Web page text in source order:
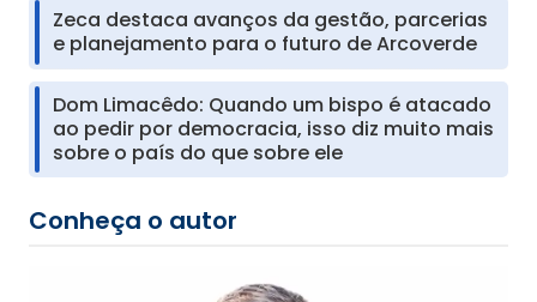
Zeca destaca avanços da gestão, parcerias
e planejamento para o futuro de Arcoverde
Dom Limacêdo: Quando um bispo é atacado
ao pedir por democracia, isso diz muito mais
sobre o país do que sobre ele
Conheça o autor